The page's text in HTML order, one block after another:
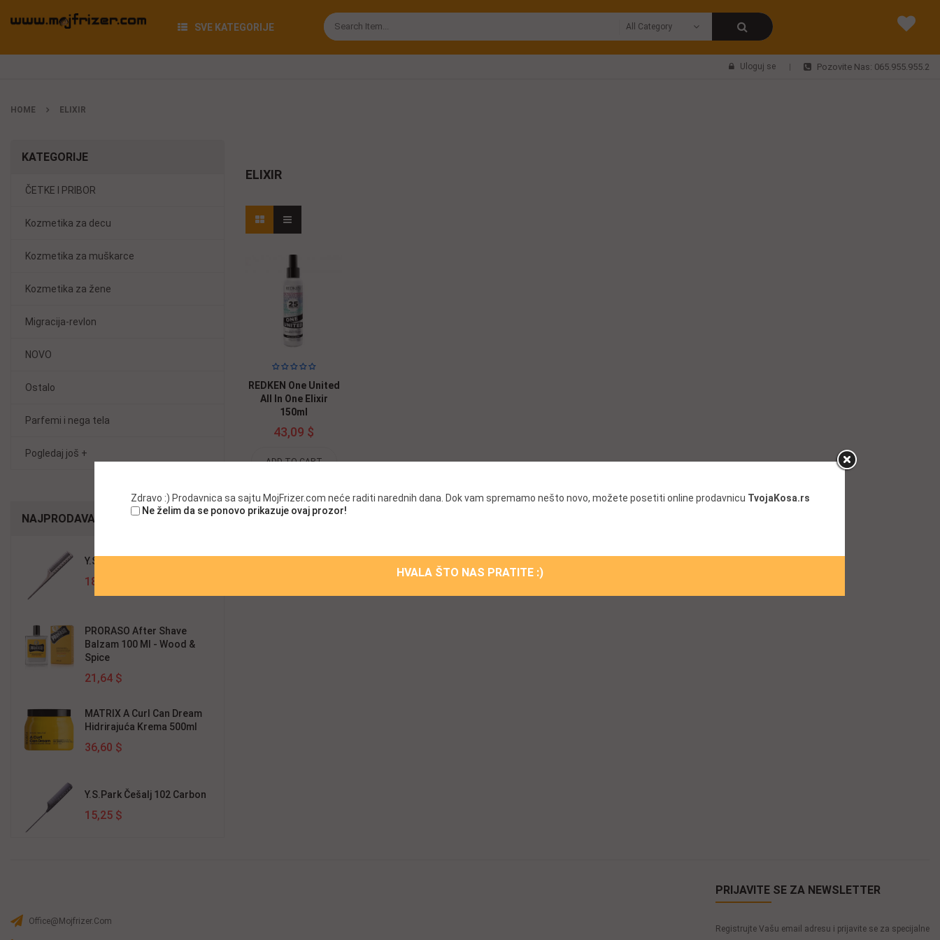
SVE KATEGORIJE
Pozovite Nas: 065.955.955.2
Uloguj se
HOME ELIXIR
KATEGORIJE
ČETKE I PRIBOR
Kozmetika za decu
Kozmetika za muškarce
Kozmetika za žene
Migracija-revlon
NOVO
Ostalo
Parfemi i nega tela
Pogledaj još +
NAJPRODAVANIJI
Y.S.Park Češalj 150 White
18,69 $
PRORASO After Shave
Balzam 100 Ml - Wood &
Spice
21,64 $
MATRIX A Curl Can Dream
Hidrirajuća Krema 500ml
36,60 $
Y.S.Park Češalj 102 Carbon
15,25 $
ELIXIR
REDKEN One United
All In One Elixir
150ml
43,09 $
ADD TO CART
Office@mojfrizer.com
PRIJAVITE SE ZA NEWSLETTER
Registrujte Vašu email adresu i prijavite se za specijalne
Zdravo :) Prodavnica sa sajtu MojFrizer.com neće raditi narednih dana. Dok vam spremamo nešto novo, možete posetiti online prodavnicu TvojaKosa.rs
Ne želim da se ponovo prikazuje ovaj prozor!
HVALA ŠTO NAS PRATITE :)